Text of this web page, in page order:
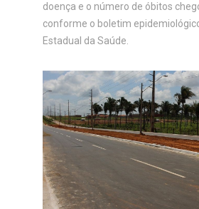
doença e o número de óbitos
conforme o boletim
Estadual da Saúde.